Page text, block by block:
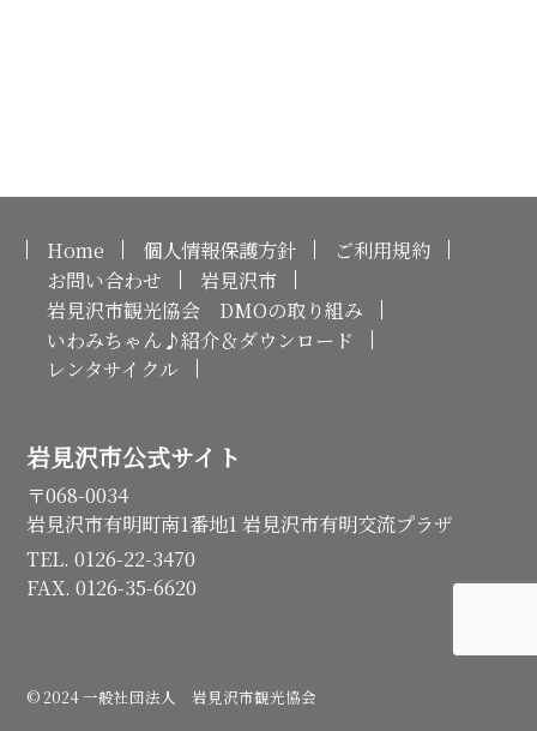
Home 個人情報保護方針
ご利用規約
お問い合わせ
岩見沢市
岩見沢市観光協会 DMOの取り組み
いわみちゃん♪紹介＆ダウンロード
レンタサイクル
岩見沢市公式サイト
〒068-0034
岩見沢市有明町南1番地1 岩見沢市有明交流プラザ
TEL. 0126-22-3470
FAX. 0126-35-6620
© 2024 一般社団法人 岩見沢市観光協会